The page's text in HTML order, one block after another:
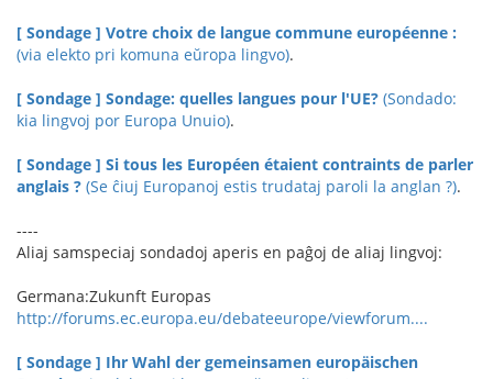
[ Sondage ] Votre choix de langue commune européenne :
(via elekto pri komuna eŭropa lingvo).
[ Sondage ] Sondage: quelles langues pour l'UE? (Sondado:
kia lingvoj por Europa Unuio).
[ Sondage ] Si tous les Européen étaient contraints de parler
anglais ? (Se ĉiuj Europanoj estis trudataj paroli la anglan ?).
----
Aliaj samspeciaj sondadoj aperis en paĝoj de aliaj lingvoj:
Germana:Zukunft Europas
http://forums.ec.europa.eu/debateeurope/viewforum....
[ Sondage ] Ihr Wahl der gemeinsamen europäischen